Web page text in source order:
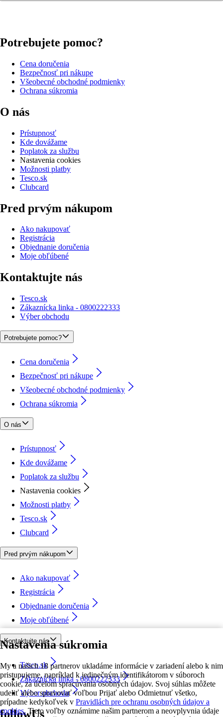
Nastavenia súkromia
My a našich 18 partnerov ukladáme informácie v zariadení alebo k nim
pristupujeme, napríklad k jedinečným identifikátorom v súboroch
cookie, za účelom spracúvania osobných údajov. Svoj súhlas môžete
udeliť alebo spravovať voľbou Prijať alebo Odmietnuť všetko,
prípadne kedykoľvek v Pravidlách pre ochranu osobných údajov a
cookies. Tieto voľby oznámime našim partnerom a neovplyvnia údaje
Potrebujete pomoc?
Cena doručenia
Bezpečnosť pri nákupe
Všeobecné obchodné podmienky
Ochrana súkromia
O nás
Prístupnosť
Kde dovážame
Poplatok za službu
Nastavenia cookies
Možnosti platby
Tesco.sk
Clubcard
Pred prvým nákupom
Ako nakupovať
Registrácia
Objednanie doručenia
Moje obľúbené
Kontaktujte nás
Tesco.sk
Zákaznícka linka - 0800222333
Výber obchodu
Potrebujete pomoc?
Cena doručenia
Bezpečnosť pri nákupe
Všeobecné obchodné podmienky
Ochrana súkromia
O nás
Prístupnosť
Kde dovážame
Poplatok za službu
Nastavenia cookies
Možnosti platby
Tesco.sk
Clubcard
Pred prvým nákupom
Ako nakupovať
Registrácia
Objednanie doručenia
Moje obľúbené
Kontaktujte nás
Tesco.sk
Zákaznícka linka - 0800222333
Výber obchodu
followUs